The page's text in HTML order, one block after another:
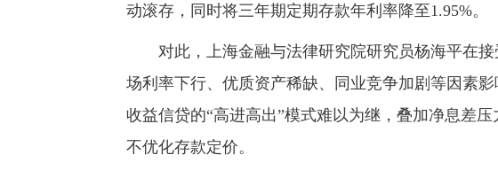
动滚存，同时将三年期定期存款年利率降至1.95%。
对此，上海金融与法律研究院研究员杨海平在接
场利率下行、优质资产稀缺、同业竞争加剧等因素
收益信贷的“高进高出”模式难以为继，叠加净息差
不优化存款定价。